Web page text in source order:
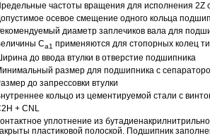
частоты вращения для исполнения 2Z
осевое смещение одного кольца
диаметр заплечиков вала для
Ca1 применяются для стопорных колец
до ввода втулки в отверстие подшипника
размер для подшипника с
до запрессовки втулки
кольцо из цементируемой стали с
+ CNL
уплотнение из
пластиковой полоской. Подшипник